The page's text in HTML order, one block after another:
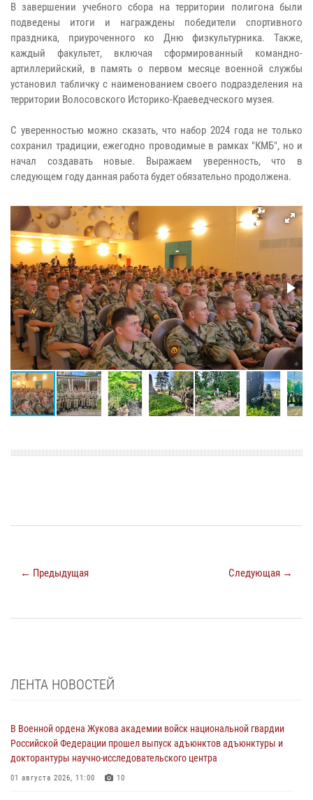
В завершении учебного сбора на территории полигона были
подведены итоги и награждены победители спортивного
праздника, приуроченного ко Дню физкультурника. Также,
каждый факультет, включая сформированный командно-
артиллерийский, в память о первом месяце военной службы
установил табличку с наименованием своего подразделения на
территории Волосовского Историко-Краеведческого музея.
С уверенностью можно сказать, что набор 2024 года не только
сохранил традиции, ежегодно проводимые в рамках "КМБ", но и
начал создавать новые. Выражаем уверенность, что в
следующем году данная работа будет обязательно продолжена.
← Предыдущая Следующая →
ЛЕНТА НОВОСТЕЙ
В Военной ордена Жукова академии войск национальной гвардии
Российской Федерации прошел выпуск адъюнктов адъюнктуры и
докторантуры научно-исследовательского центра
01 августа 2026, 11:00 10